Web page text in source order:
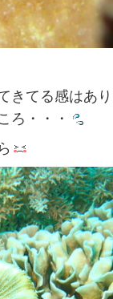
きてる感はあ
ろ・・・